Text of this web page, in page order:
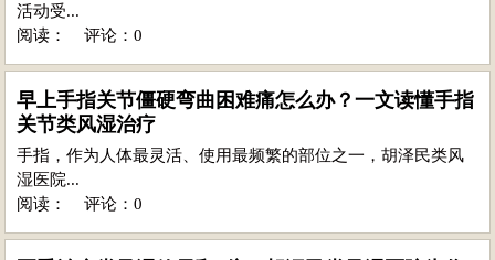
活动受...
阅读：
评论：0
早上手指关节僵硬弯曲困难痛怎么办？一文读懂手指
关节类风湿治疗
手指，作为人体最灵活、使用最频繁的部位之一，胡泽民类风
湿医院...
阅读：
评论：0